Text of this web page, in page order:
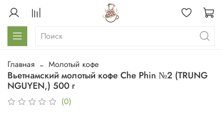
Главная Молотый кофе
Вьетнамский молотый кофе Che Phin №2 (TRUNG
NGUYEN,) 500 г
(0)